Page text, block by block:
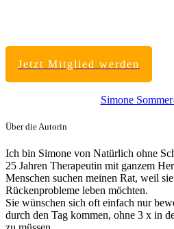
Jetzt Mitglied werden
Simone
Über die Autorin
Ich bin Simone von Natürlich ohne
25 Jahren Therapeutin mit ganzem
Menschen suchen meinen Rat, weil
Rückenprobleme leben möchten.
Sie wünschen sich oft einfach nur
durch den Tag kommen, ohne 3 x in